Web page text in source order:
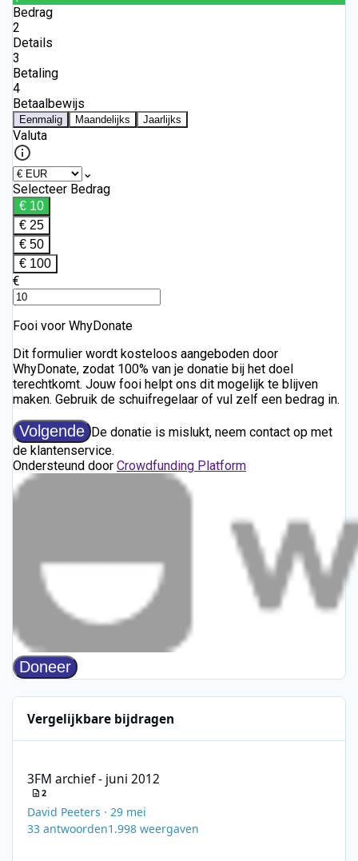
Vergelijkbare bijdragen
3FM archief - juni 2012
2
David Peeters ·29 mei
33 antwoorden1.998 weergaven